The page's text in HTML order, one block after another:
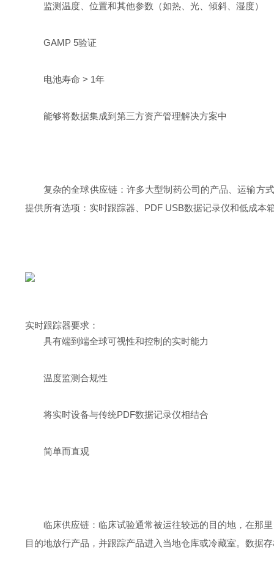
监测温度、位置和其他参数（如热、光、倾斜、湿度）
GAMP 5验证
电池寿命 > 1年
能够将数据集成到第三方资产管理解决方案中
复杂的全球供应链：许多大型制药公司的产品、运输方
提供所有选项：实时跟踪器、PDF USB数据记录仪和低成本
实时跟踪器要求：
具有端到端全球可视性和控制的实时能力
温度监测合规性
将实时设备与传统PDF数据记录仪相结合
简单而直观
临床供应链：临床试验通常被运往较远的目的地，在那
目的地放行产品，并跟踪产品进入当地仓库或冷藏室。数据